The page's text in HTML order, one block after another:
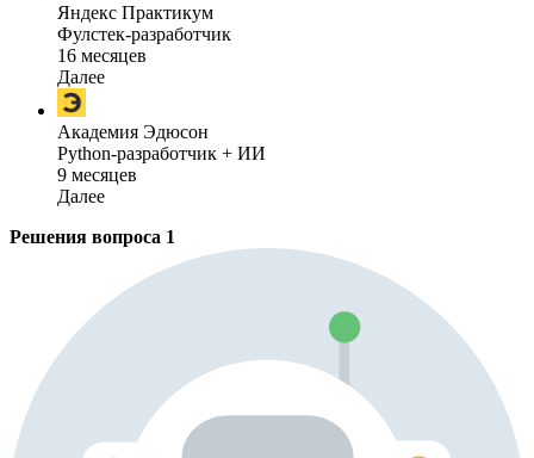
Яндекс Практикум
Фулстек-разработчик
16 месяцев
Далее
Академия Эдюсон
Python-разработчик + ИИ
9 месяцев
Далее
Решения вопроса 1